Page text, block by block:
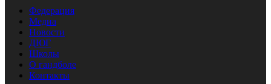
Федерация
Медиа
Новости
ДЮГ
Школы
О гандболе
Контакты